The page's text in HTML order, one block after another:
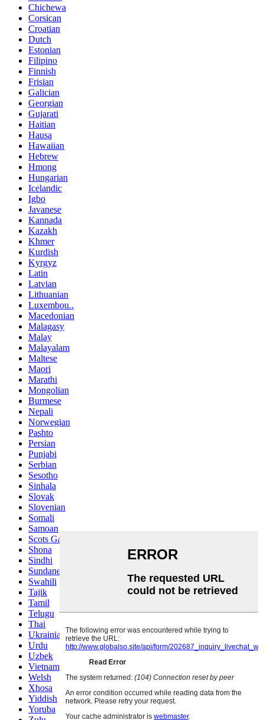
Chichewa
Corsican
Croatian
Dutch
Estonian
Filipino
Finnish
Frisian
Galician
Georgian
Gujarati
Haitian
Hausa
Hawaiian
Hebrew
Hmong
Hungarian
Icelandic
Igbo
Javanese
Kannada
Kazakh
Khmer
Kurdish
Kyrgyz
Latin
Latvian
Lithuanian
Luxembou..
Macedonian
Malagasy
Malay
Malayalam
Maltese
Maori
Marathi
Mongolian
Burmese
Nepali
Norwegian
Pashto
Persian
Punjabi
Serbian
Sesotho
Sinhala
Slovak
Slovenian
Somali
Samoan
Scots Gaelic
Shona
Sindhi
Sundanese
Swahili
Tajik
Tamil
Telugu
Thai
Ukrainian
Urdu
Uzbek
Vietnamese
Welsh
Xhosa
Yiddish
Yoruba